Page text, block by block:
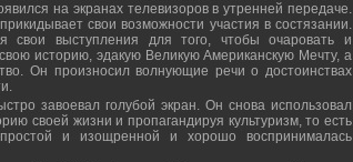
на экранах телевизоров в утренней передаче.
свои возможности участия в состязании.
свои выступления для того, чтобы очаровать и
историю, эдакую Великую Американскую Мечту, а
Он произносил волнующие речи о достоинствах
завоевал голубой экран. Он снова использовал
своей жизни и пропагандируя культуризм, то есть
и изощренной и хорошо воспринималась